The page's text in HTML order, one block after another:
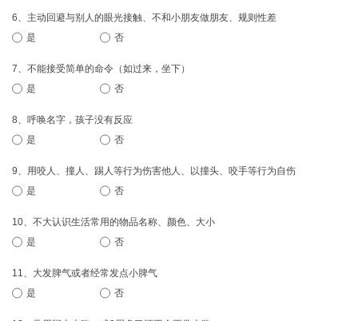
6、主动回避与别人的眼光接触、不和小朋友做朋友、规则性差
是
否
7、不能接受简单的命令（如过来，坐下）
是
否
8、呼唤名字，孩子没有反应
是
否
9、用咬人、撞人、踢人等行为伤害他人、以撞头、咬手等行为自伤
是
否
10、不大认识生活常用的物品名称、颜色、大小
是
否
11、大发脾气或者经常发点小脾气
是
否